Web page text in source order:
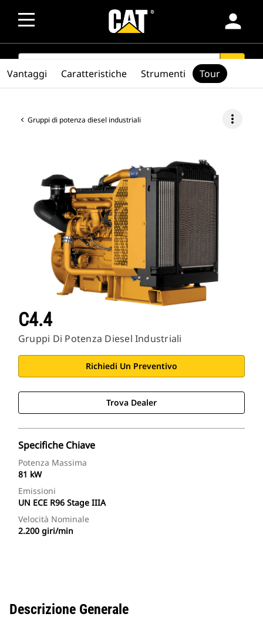
person
SEARCH search
Gruppi di potenza diesel industriali more_vert
C4.4
Gruppi Di Potenza Diesel Industriali
Richiedi Un Preventivo
Trova Dealer
Specifiche Chiave
Potenza Massima
81 kW
Emissioni
UN ECE R96 Stage IIIA
Velocità Nominale
2.200 giri/min
Vantaggi Caratteristiche Strumenti Tour
Descrizione Generale